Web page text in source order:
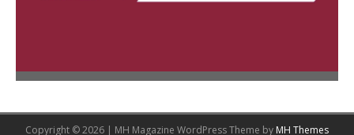
Copyright © 2026 | MH Magazine WordPress Theme by MH Themes